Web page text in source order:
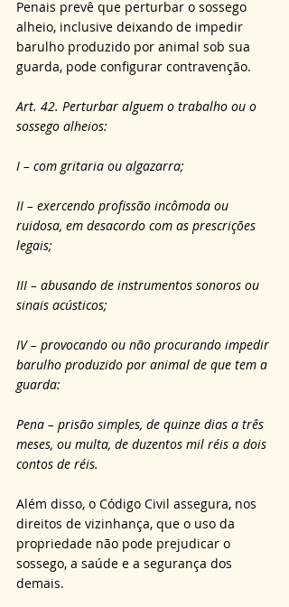
Penais prevê que perturbar o sossego
alheio, inclusive deixando de impedir
barulho produzido por animal sob sua
guarda, pode configurar contravenção.
Art. 42. Perturbar alguem o trabalho ou o
sossego alheios:
I – com gritaria ou algazarra;
II – exercendo profissão incômoda ou
ruidosa, em desacordo com as prescrições
legais;
III – abusando de instrumentos sonoros ou
sinais acústicos;
IV – provocando ou não procurando impedir
barulho produzido por animal de que tem a
guarda:
Pena – prisão simples, de quinze dias a três
meses, ou multa, de duzentos mil réis a dois
contos de réis.
Além disso, o Código Civil assegura, nos
direitos de vizinhança, que o uso da
propriedade não pode prejudicar o
sossego, a saúde e a segurança dos
demais.